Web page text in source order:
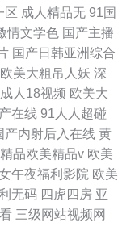
区 成人精品无 91国
情文学色 国产主播
国产日韩亚洲综合
欧美大粗吊人妖 深
成人18视频 欧美大
在线 91人人超碰
产内射后入在线 黄
精品欧美精品v 欧美
午夜福利影院 欧美
无码 四虎四房 亚
三级网站视频网